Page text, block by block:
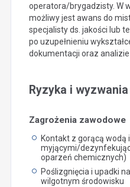
operatora/brygadzisty. W
możliwy jest awans do
specjalisty ds. jakości lub
po uzupełnieniu
dokumentacji oraz
Ryzyka i
Zagrożenia zawodowe
Kontakt z gorącą wodą
myjącymi/
oparzeń chemicznych)
Poślizgnięcia i upadki
wilgotnym środowisku